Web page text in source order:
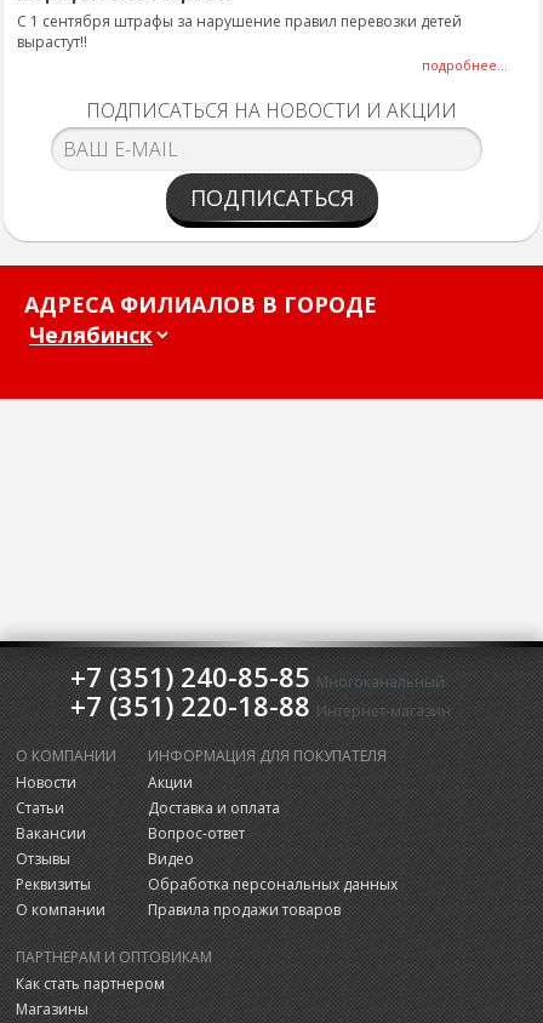
С 1 сентября штрафы за нарушение правил перевозки детей
вырастут!!
подробнее...
ПОДПИСАТЬСЯ НА НОВОСТИ И АКЦИИ
ПОДПИСАТЬСЯ
АДРЕСА ФИЛИАЛОВ В ГОРОДЕ
+7 (351) 240-85-85 Многоканальный
+7 (351) 220-18-88 Интернет-магазин
О КОМПАНИИ
Новости
Статьи
Вакансии
Отзывы
Реквизиты
О компании
ИНФОРМАЦИЯ ДЛЯ ПОКУПАТЕЛЯ
Акции
Доставка и оплата
Вопрос-ответ
Видео
Обработка персональных данных
Правила продажи товаров
ПАРТНЕРАМ И ОПТОВИКАМ
Как стать партнером
Магазины